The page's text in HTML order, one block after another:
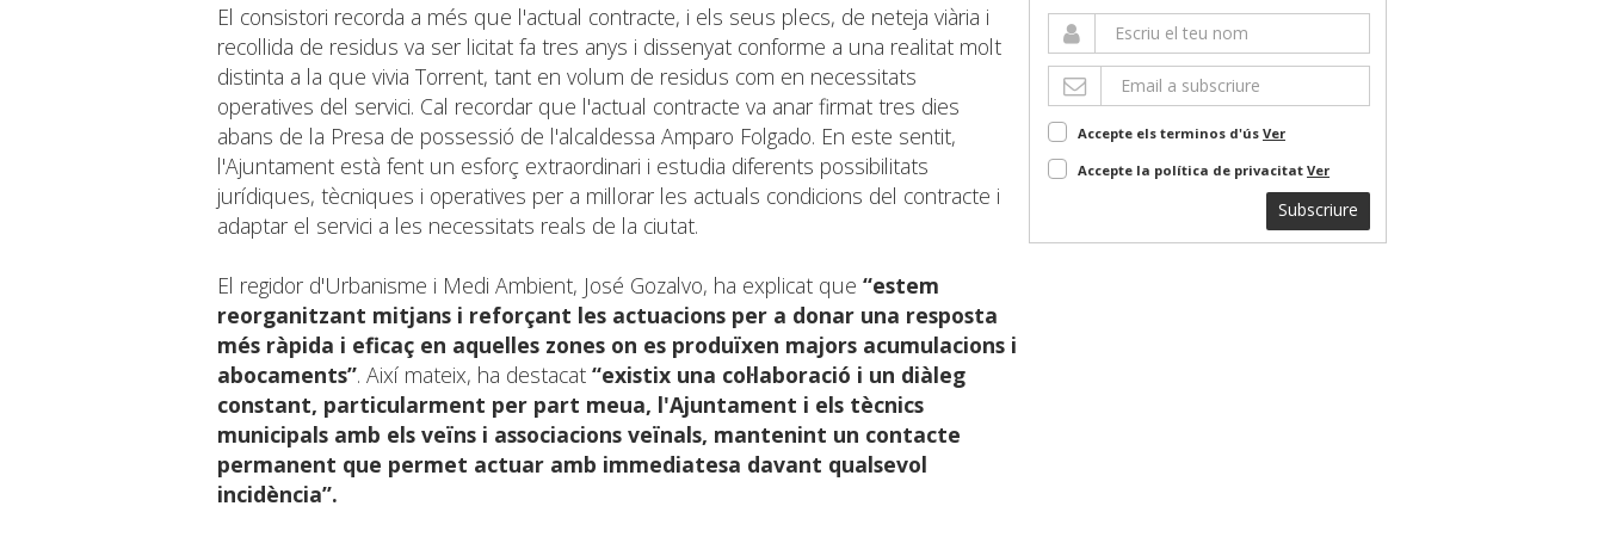
El consistori recorda a més que l'actual contracte, i els seus plecs, de neteja viària i
recollida de residus va ser licitat fa tres anys i dissenyat conforme a una realitat molt
distinta a la que vivia Torrent, tant en volum de residus com en necessitats
operatives del servici. Cal recordar que l'actual contracte va anar firmat tres dies
abans de la Presa de possessió de l'alcaldessa Amparo Folgado. En este sentit,
l'Ajuntament està fent un esforç extraordinari i estudia diferents possibilitats
jurídiques, tècniques i operatives per a millorar les actuals condicions del contracte i
adaptar el servici a les necessitats reals de la ciutat.
El regidor d'Urbanisme i Medi Ambient, José Gozalvo, ha explicat que “estem
reorganitzant mitjans i reforçant les actuacions per a donar una resposta
més ràpida i eficaç en aquelles zones on es produïxen majors acumulacions i
abocaments”. Així mateix, ha destacat “existix una col·laboració i un diàleg
constant, particularment per part meua, l'Ajuntament i els tècnics
municipals amb els veïns i associacions veïnals, mantenint un contacte
permanent que permet actuar amb immediatesa davant qualsevol
incidència”.
Accepte els terminos d'ús Ver
Accepte la política de privacitat Ver
Subscriure